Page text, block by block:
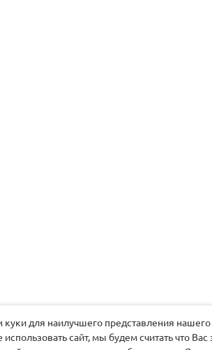
для наилучшего представления нашего
сайт, мы будем считать что Вас